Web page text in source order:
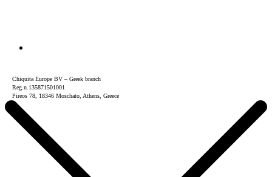
Chiquita Europe BV – Greek branch
Reg.n.135871501001
Pireos 78, 18346 Moschato, Athens, Greece